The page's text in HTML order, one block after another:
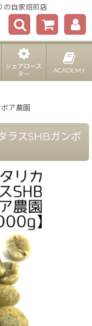
の自家焙煎店
シェアロース
ター
ACADEMY
ア農園
ラスSHBガンボ